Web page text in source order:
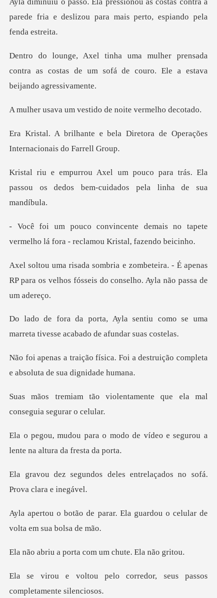
parede fria e deslizou para
rensada
contra as costas de um sofá de co
vestido de noite
ela Diretora de Operações
In
para trás. Ela
passou os dedos bem-
mais no tapete
vermelho lá fora -
ra. - É apenas
RP para os velhos fósseis
ntiu como se uma
marreta tivesse
. Foi a destruição completa
e a
lentamente que ela mal
co
o de vídeo e segurou a
lente
eles entrelaçados no sofá
ar. Ela guardou o celular d
orta com um chute
o corredor, seus passos
c